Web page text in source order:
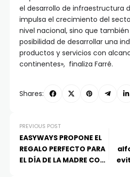
el desarrollo de infraestructura
impulsa el crecimiento del
nivel nacional, sino que
posibilidad de desarrollar una
productos y servicios con
continentes», finaliza Farré.
Shares:
PREVIOUS POST
EASYWAYS PROPONE EL
REGALO PERFECTO PARA
EL DÍA DE LA MADRE CON